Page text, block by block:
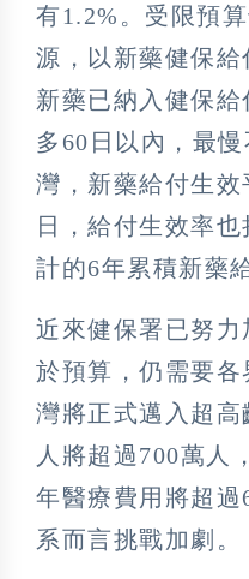
有1.2%。受限預
源，以新藥健保給
新藥已納入健保
多60日以內，最
灣，新藥給付生
日，給付生效率
計的6年累積新藥
近來健保署已努
於預算，仍需要各
灣將正式邁入超
人將超過700萬人
年醫療費用將超
系而言挑戰加劇。